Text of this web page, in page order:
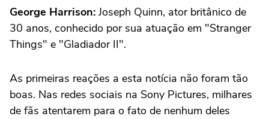
George Harrison: Joseph Quinn, ator britânico de
30 anos, conhecido por sua atuação em "Stranger
Things" e "Gladiador II".
As primeiras reações a esta notícia não foram tão
boas. Nas redes sociais na Sony Pictures, milhares
de fãs atentarem para o fato de nenhum deles